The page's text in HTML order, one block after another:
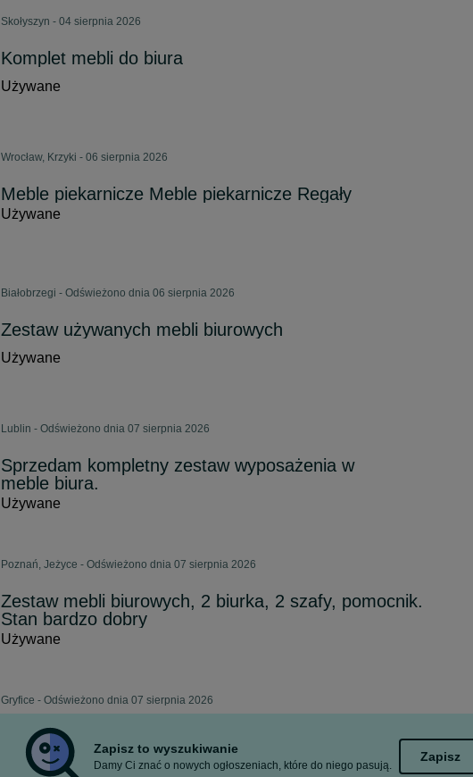
Skołyszyn - 04 sierpnia 2026
Komplet mebli do biura
Używane
Wrocław, Krzyki - 06 sierpnia 2026
Meble piekarnicze Meble piekarnicze Regały
Używane
Białobrzegi - Odświeżono dnia 06 sierpnia 2026
Zestaw używanych mebli biurowych
Używane
Lublin - Odświeżono dnia 07 sierpnia 2026
Sprzedam kompletny zestaw wyposażenia w
meble biura.
Używane
Poznań, Jeżyce - Odświeżono dnia 07 sierpnia 2026
Zestaw mebli biurowych, 2 biurka, 2 szafy, pomocnik.
Stan bardzo dobry
Używane
Gryfice - Odświeżono dnia 07 sierpnia 2026
Zapisz to wyszukiwanie
Damy Ci znać o nowych ogłoszeniach, które do niego pasują.
Zapisz